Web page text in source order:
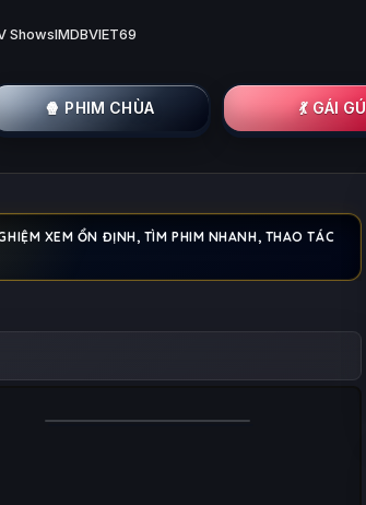
ShowsIMDBVIET69
🍿 PHIM CHÙA 💃 GÁI GÚ
XEM ỔN ĐỊNH, TÌM PHIM NHANH, THAO TÁC